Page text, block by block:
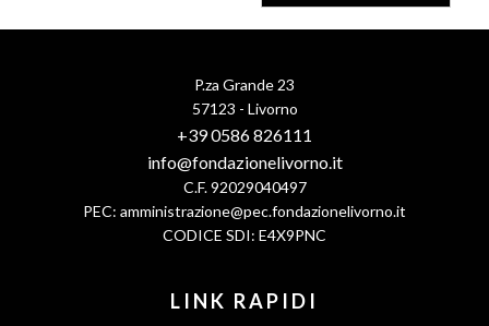
P.za Grande 23
57123 - Livorno
+39 0586 826111
info@fondazionelivorno.it
C.F. 92029040497
PEC: amministrazione@pec.fondazionelivorno.it
CODICE SDI: E4X9PNC
LINK RAPIDI